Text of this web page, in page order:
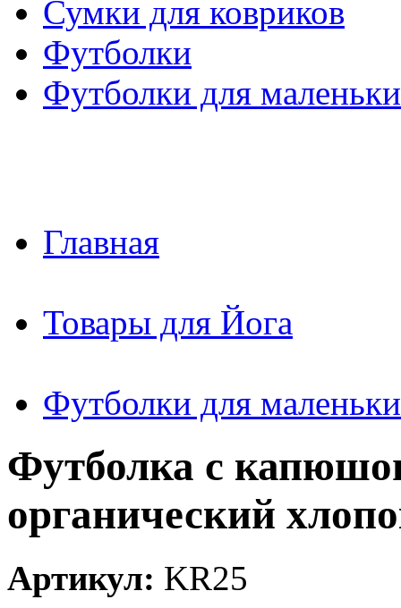
Сумки для ковриков
Футболки
Футболки для
Главная
Товары для Йога
Футболки для
Футболка с
органический
Артикул: KR25